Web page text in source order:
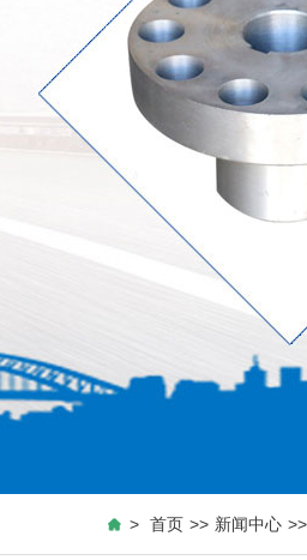
> 首页 >> 新闻中心 >>